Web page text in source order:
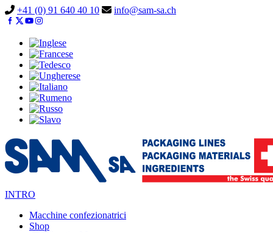
Vai
al
+41 (0) 91 640 40 10 info@sam-sa.ch
INTRO
Macchine confezionatrici
Shop